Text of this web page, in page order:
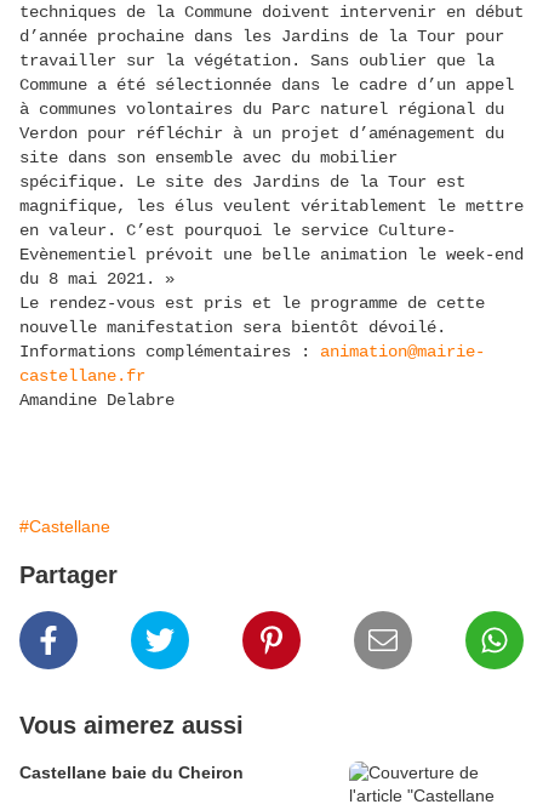
techniques de la Commune doivent intervenir en début
d’année prochaine dans les Jardins de la Tour pour
travailler sur la végétation. Sans oublier que la
Commune a été sélectionnée dans le cadre d’un appel
à communes volontaires du Parc naturel régional du
Verdon pour réfléchir à un projet d’aménagement du
site dans son ensemble avec du mobilier
spécifique. Le site des Jardins de la Tour est
magnifique, les élus veulent véritablement le mettre
en valeur. C’est pourquoi le service Culture-
Evènementiel prévoit une belle animation le week-end
du 8 mai 2021. »
Le rendez-vous est pris et le programme de cette
nouvelle manifestation sera bientôt dévoilé.
Informations complémentaires : animation@mairie-
castellane.fr
Amandine Delabre
#Castellane
Partager
Vous aimerez aussi
Castellane baie du Cheiron